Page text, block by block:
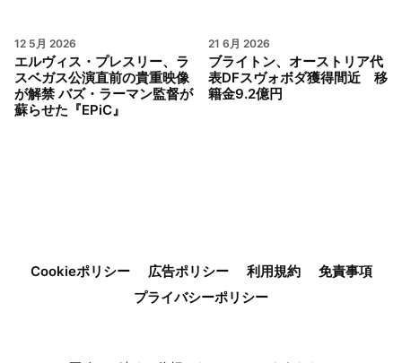
12 5月 2026
エルヴィス・プレスリー、ラ
スベガス公演直前の貴重映像
が解禁 バズ・ラーマン監督が
蘇らせた『EPiC』
21 6月 2026
ブライトン、オーストリア代
表DFスヴォボダ獲得間近 移
籍金9.2億円
Cookieポリシー 広告ポリシー 利用規約
免責事項
プライバシーポリシー